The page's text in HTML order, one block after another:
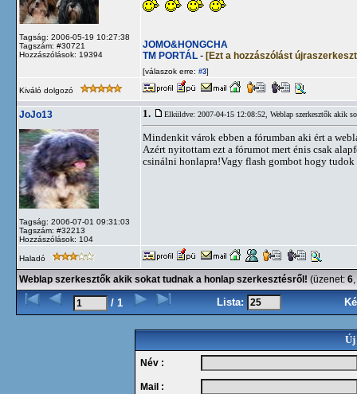
Tagság: 2006-05-19 10:27:38
Tagszám: #30721
Hozzászólások: 19394
JOMO&HONGCHA
TM PORTÁL - [Ezt a hozzászólást
[válaszok erre: #3]
Kiváló dolgozó
JoJo13
Tagság: 2006-07-01 09:31:03
Tagszám: #32213
Hozzászólások: 104
1. Elküldve: 2007-04-15 12:08:52, Weblap szerkesztők akik
Mindenkit várok ebben a fórumban aki ért a
Azért nyitottam ezt a fórumot mert énis csak
csinálni honlapra!Vagy flash gombot hogy
Haladó
Weblap szerkesztők akik sokat tudnak a honlap szerkesztésről! (üzenet: 6,
/ 1 Lista:
Új
Név :
Mail :